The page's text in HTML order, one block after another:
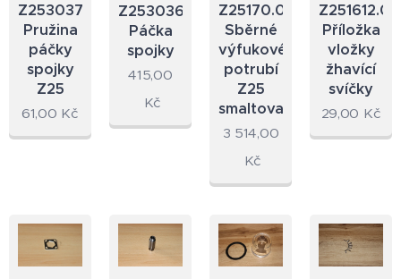
Z253037.11
Pružina
páčky
spojky
Z25
61,00 Kč
Z253036.11
Páčka
spojky
415,00
Kč
Z25170.02
Sběrné
výfukové
potrubí
Z25
smaltované
3 514,00
Kč
Z251612.02
Příložka
vložky
žhavící
svíčky
29,00 Kč